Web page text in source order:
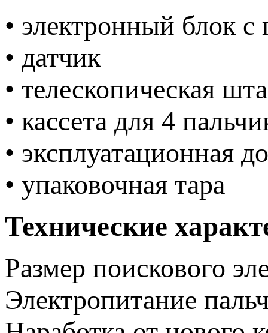
• электронный блок с
• датчик
• телескопическая
• кассета для 4
• эксплуатационная
• упаковочная тара
Технические
Размер поискового
Электропитание